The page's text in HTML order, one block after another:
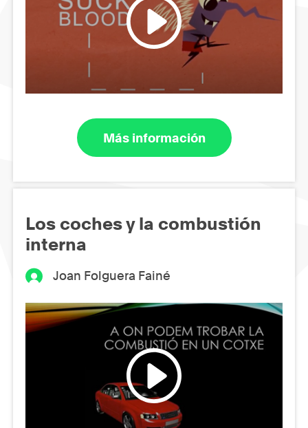
Más información
Los coches y la combustión
interna
Joan Folguera Fainé